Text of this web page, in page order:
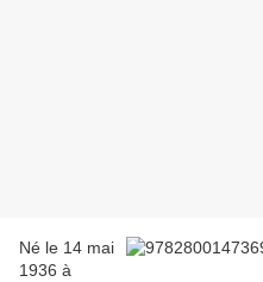
Né le 14 mai
1936 à